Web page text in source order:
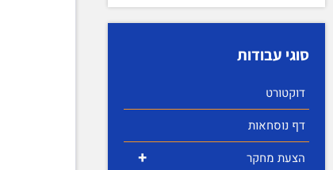
סוגי עבודות
דוקטורט
דף נוסחאות
+ הצעת מחקר